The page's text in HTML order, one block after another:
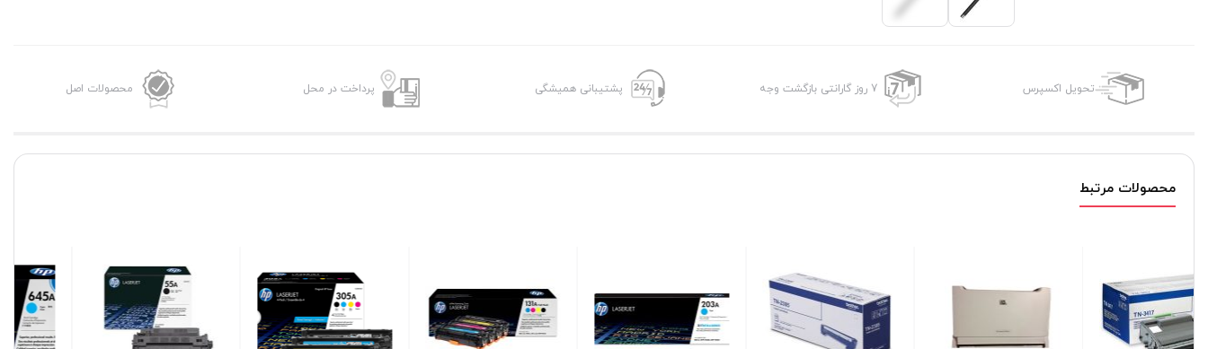
۳۰۰۵
تحویل اکسپرس 7 روز گارانتی بازگشت وجه پشتیبانی همیشگی پرداخت در محل محصولات اصل
محصولات مرتبط